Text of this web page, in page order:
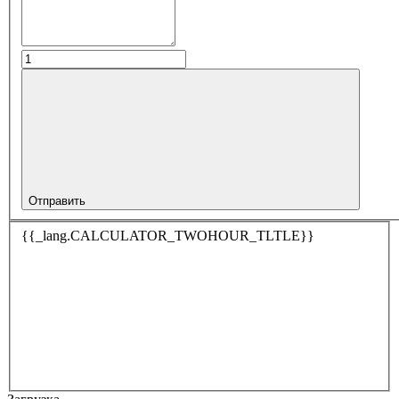
Отправить
{{_lang.CALCULATOR_TWOHOUR_TLTLE}}